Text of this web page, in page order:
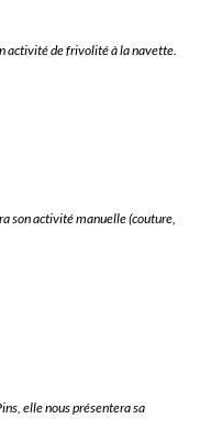
activité de frivolité à la navette.
son activité manuelle (couture,
elle nous présentera sa